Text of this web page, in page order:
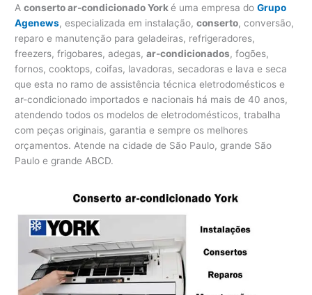
Aconserto ar-condicionado Yorké uma empresa doGrupo
Agenews, especializada em instalação,conserto, conversão,
reparo e manutenção para geladeiras, refrigeradores,
freezers, frigobares, adegas,ar-condicionados, fogões,
fornos, cooktops, coifas, lavadoras, secadoras e lava e seca
que esta no ramo de assistência técnica eletrodomésticos e
ar-condicionado importados e nacionais há mais de 40 anos,
atendendo todos os modelos de eletrodomésticos, trabalha
com peças originais, garantia e sempre os melhores
orçamentos. Atende na cidade de São Paulo, grande São
Paulo e grande ABCD.